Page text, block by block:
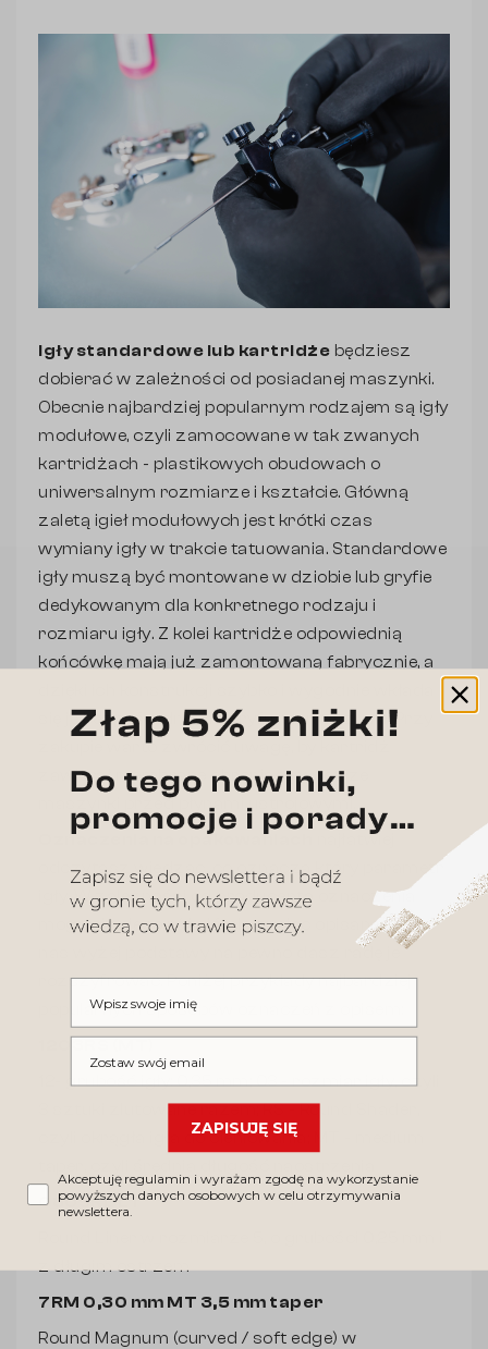
Igły standardowe lub kartridże będziesz
dobierać w zależności od posiadanej maszynki.
Obecnie najbardziej popularnym rodzajem są igły
modułowe, czyli zamocowane w tak zwanych
kartridżach - plastikowych obudowach o
uniwersalnym rozmiarze i kształcie. Główną
zaletą igieł modułowych jest krótki czas
wymiany igły w trakcie tatuowania. Standardowe
igły muszą być montowane w dziobie lub gryfie
dedykowanym dla konkretnego rodzaju i
rozmiaru igły. Z kolei kartridże odpowiednią
końcówkę mają już zamontowaną fabrycznie, a
się je bezpośrednio do gryfu lub maszynki. Przy
zakupie warto zwrócić uwagę, by kartridż
zawierał membranę chroniącą wnętrze
maszynki przed płynami ustrojowymi.
Oznaczenia na opakowaniach
najłatwiej
odczytasz wiedząc, co oznacza który parametr
igły. W zależności od producenta oznaczenia
mogą się nieco różnić, ale znając opisane przez
nas wyżej podstawy na pewno dasz radę je
rozszyfrować. Poniżej przykłady najbardziej
popularnych sposobów oznaczeń z opisem:
12- grubość igły: 0,35 mm; 03 - rozmiar igły, czyli
3 sztuki zlutowane razem; RS - Round Shader,
czyli okrągła igła do cieniowania; MT - medium
0805RL LT
z długim ostrzem
7RM 0,30 mm MT 3,5 mm taper
Round Magnum (curved / soft edge) w
ZAPISUJĘ SIĘ
Akceptuję regulamin i wyrażam zgodę na wykorzystanie
powyższych danych osobowych w celu otrzymywania
newslettera.